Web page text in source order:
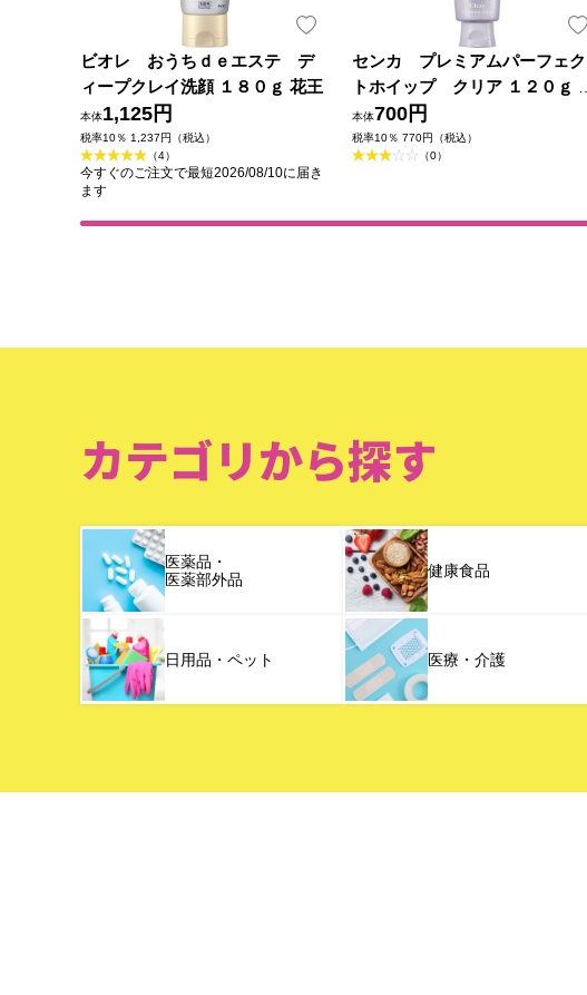
ビオレ おうちｄｅエステ デ
ィープクレイ洗顔 １８０ｇ 花王
本体1,125円
税率10％ 1,237円（税込）
（4）
今すぐのご注文で最短2026/08/10に届き
ます
センカ プレミアムパーフェク
トホイップ クリア １２０ｇ フ
ァイントゥデイ
本体700円
税率10％ 770円（税込）
（0）
カテゴリから探す
医薬品・
医薬部外品
健康食品
日用品・ペット 医療・介護